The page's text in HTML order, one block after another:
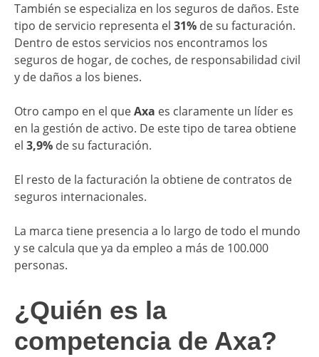
También se especializa en los seguros de daños. Este
tipo de servicio representa el 31% de su facturación.
Dentro de estos servicios nos encontramos los
seguros de hogar, de coches, de responsabilidad civil
y de daños a los bienes.
Otro campo en el queAxa es claramente un líder es
en la gestión de activo. De este tipo de tarea obtiene
el 3,9% de su facturación.
El resto de la facturación la obtiene de contratos de
seguros internacionales.
La marca tiene presencia a lo largo de todo el mundo
y se calcula que ya da empleo a más de 100.000
personas.
​¿Quién es la
competencia de Axa?